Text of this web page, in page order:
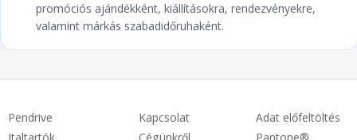
promóciós ajándékként, kiállításokra, rendezvényekre,
valamint márkás szabadidőruhaként.
Pendrive
Kapcsolat
Adat előfeltöltés